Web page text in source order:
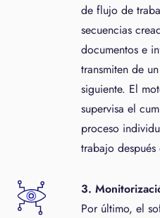
de flujo de
secuencias
documentos e
transmiten de
siguiente. El
supervisa el
proceso
trabajo
3.
Por último, el